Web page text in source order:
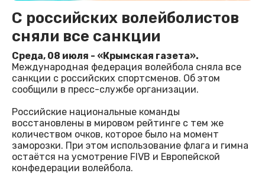
С российских волейболистов
сняли все санкции
Среда, 08 июля - «Крымская газета».
Международная федерация волейбола сняла все
санкции с российских спортсменов. Об этом
сообщили в пресс-службе организации.
Российские национальные команды
восстановлены в мировом рейтинге с тем же
количеством очков, которое было на момент
заморозки. При этом использование флага и гимна
остаётся на усмотрение FIVB и Европейской
конфедерации волейбола.